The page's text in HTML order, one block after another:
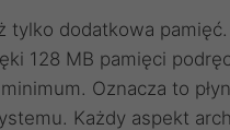
tylko dodatkowa
128 MB pamięci
Oznacza to
Każdy aspekt